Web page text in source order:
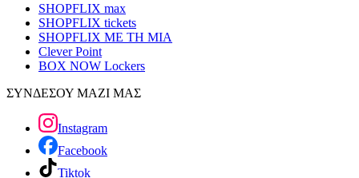
SHOPFLIX max
SHOPFLIX tickets
SHOPFLIX ΜΕ ΤΗ ΜΙΑ
Clever Point
BOX NOW Lockers
ΣΥΝΔΕΣΟΥ ΜΑΖΙ ΜΑΣ
Instagram
Facebook
Tiktok